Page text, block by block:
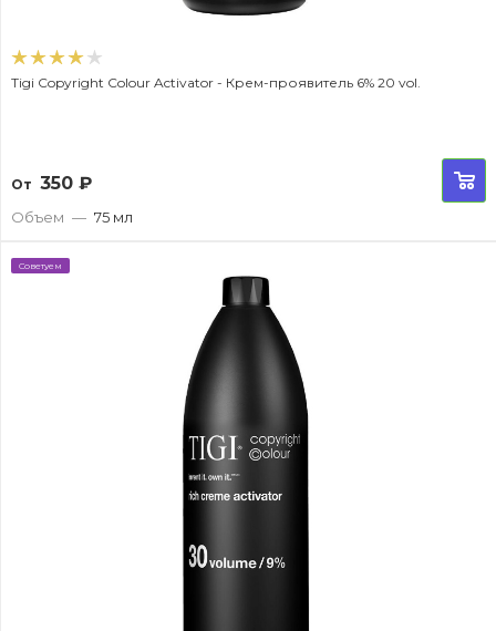
Tigi Copyright Colour Activator - Крем-проявитель 6% 20 vol.
От 350 ₽
Объем — 75 мл
Советуем